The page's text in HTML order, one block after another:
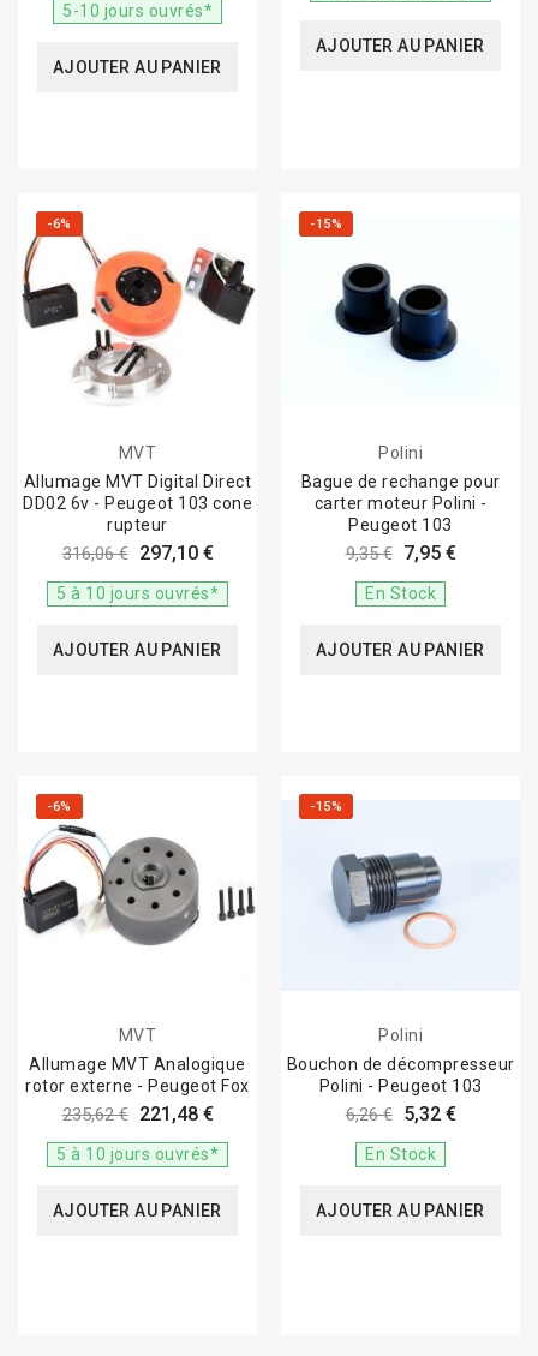
5-10 jours ouvrés*
AJOUTER AU PANIER
AJOUTER AU PANIER
-6%
MVT
Allumage MVT Digital Direct
DD02 6v - Peugeot 103 cone
rupteur
316,06 € 297,10 €
5 à 10 jours ouvrés*
AJOUTER AU PANIER
-15%
Polini
Bague de rechange pour
carter moteur Polini -
Peugeot 103
9,35 € 7,95 €
En Stock
AJOUTER AU PANIER
-6%
MVT
Allumage MVT Analogique
rotor externe - Peugeot Fox
235,62 € 221,48 €
5 à 10 jours ouvrés*
AJOUTER AU PANIER
-15%
Polini
Bouchon de décompresseur
Polini - Peugeot 103
6,26 € 5,32 €
En Stock
AJOUTER AU PANIER